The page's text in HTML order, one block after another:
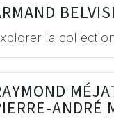
BELVISI
la
ANDRÉ